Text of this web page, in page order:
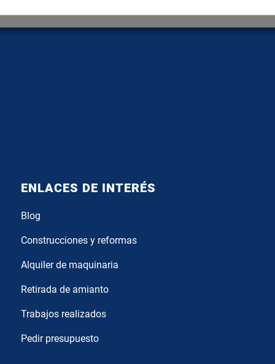
ENLACES DE INTERÉS
Blog
Construcciones y reformas
Alquiler de maquinaria
Retirada de amianto
Trabajos realizados
Pedir presupuesto